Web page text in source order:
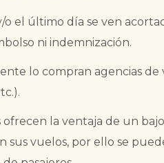
o el último día se ven
ni indemnización.
lo compran agencias
ofrecen la ventaja de un
sus vuelos, por ello se